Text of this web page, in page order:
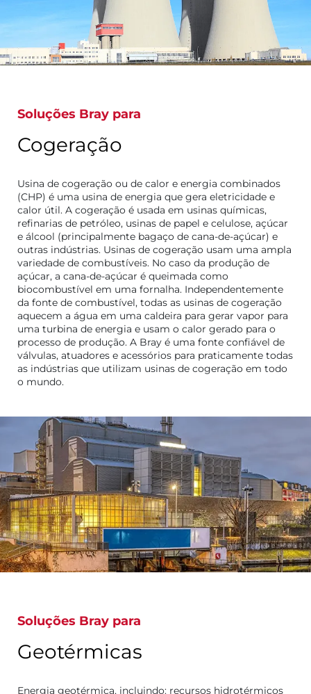
Soluções Bray para
Cogeração
Usina de cogeração ou de calor e energia combinados
(CHP) é uma usina de energia que gera eletricidade e
calor útil. A cogeração é usada em usinas químicas,
refinarias de petróleo, usinas de papel e celulose, açúcar
e álcool (principalmente bagaço de cana-de-açúcar) e
outras indústrias. Usinas de cogeração usam uma ampla
variedade de combustíveis. No caso da produção de
açúcar, a cana-de-açúcar é queimada como
biocombustível em uma fornalha. Independentemente
da fonte de combustível, todas as usinas de cogeração
aquecem a água em uma caldeira para gerar vapor para
uma turbina de energia e usam o calor gerado para o
processo de produção. A Bray é uma fonte confiável de
válvulas, atuadores e acessórios para praticamente todas
as indústrias que utilizam usinas de cogeração em todo
o mundo.
Soluções Bray para
Geotérmicas
Energia geotérmica, incluindo: recursos hidrotérmicos